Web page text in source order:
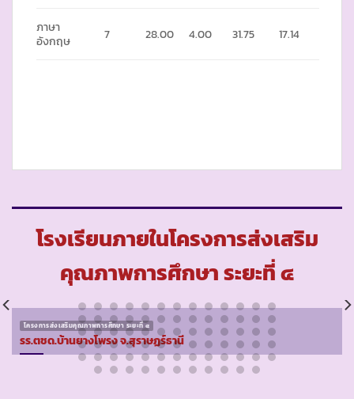
ภาษา
อังกฤษ
7 28.00 4.00 31.75 17.14
โรงเรียนภายในโครงการส่งเสริม
คุณภาพการศึกษา ระยะที่ ๔
โครงการส่งเสริมคุณภาพการศึกษา ระยะที่ ๔
รร.ตชด.บ้านยางโพรง จ.สุราษฏร์ธานี